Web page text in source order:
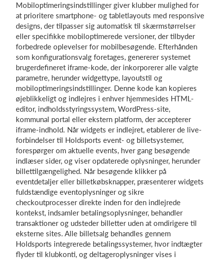
Mobiloptimeringsindstillinger giver klubber mulighed for
at prioritere smartphone- og tabletlayouts med responsive
designs, der tilpasser sig automatisk til skærmstørrelser
eller specifikke mobiloptimerede versioner, der tilbyder
forbedrede oplevelser for mobilbesøgende. Efterhånden
som konfigurationsvalg foretages, genererer systemet
brugerdefineret iframe-kode, der inkorporerer alle valgte
parametre, herunder widgettype, layoutstil og
mobiloptimeringsindstillinger. Denne kode kan kopieres
øjeblikkeligt og indlejres i enhver hjemmesides HTML-
editor, indholdsstyringssystem, WordPress-site,
kommunal portal eller ekstern platform, der accepterer
iframe-indhold. Når widgets er indlejret, etablerer de live-
forbindelser til Holdsports event- og billetsystemer,
forespørger om aktuelle events, hver gang besøgende
indlæser sider, og viser opdaterede oplysninger, herunder
billettilgængelighed. Når besøgende klikker på
eventdetaljer eller billetkøbsknapper, præsenterer widgets
fuldstændige eventoplysninger og sikre
checkoutprocesser direkte inden for den indlejrede
kontekst, indsamler betalingsoplysninger, behandler
transaktioner og udsteder billetter uden at omdirigere til
eksterne sites. Alle billetsalg behandles gennem
Holdsports integrerede betalingssystemer, hvor indtægter
flyder til klubkonti, og deltageroplysninger vises i